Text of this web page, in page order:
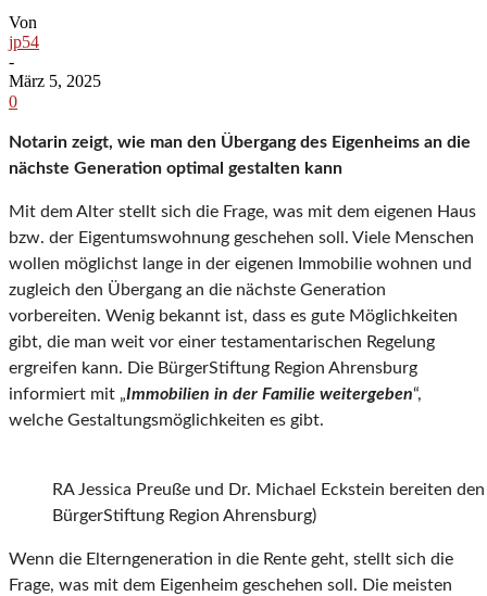
Von
jp54
-
März 5, 2025
0
Notarin zeigt, wie man den Übergang des Eigenheims an die
nächste Generation optimal gestalten kann
Mit dem Alter stellt sich die Frage, was mit dem eigenen Haus
bzw. der Eigentumswohnung geschehen soll. Viele Menschen
wollen möglichst lange in der eigenen Immobilie wohnen und
zugleich den Übergang an die nächste Generation
vorbereiten. Wenig bekannt ist, dass es gute Möglichkeiten
gibt, die man weit vor einer testamentarischen Regelung
ergreifen kann. Die BürgerStiftung Region Ahrensburg
informiert mit „Immobilien in der Familie weitergeben“,
welche Gestaltungsmöglichkeiten es gibt.
RA Jessica Preuße und Dr. Michael Eckstein bereiten
BürgerStiftung Region Ahrensburg)
Wenn die Elterngeneration in die Rente geht, stellt sich die
Frage, was mit dem Eigenheim geschehen soll. Die meisten